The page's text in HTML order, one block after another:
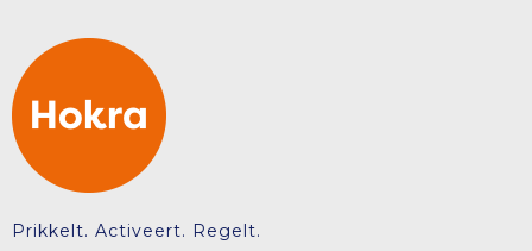
Prikkelt. Activeert. Regelt.